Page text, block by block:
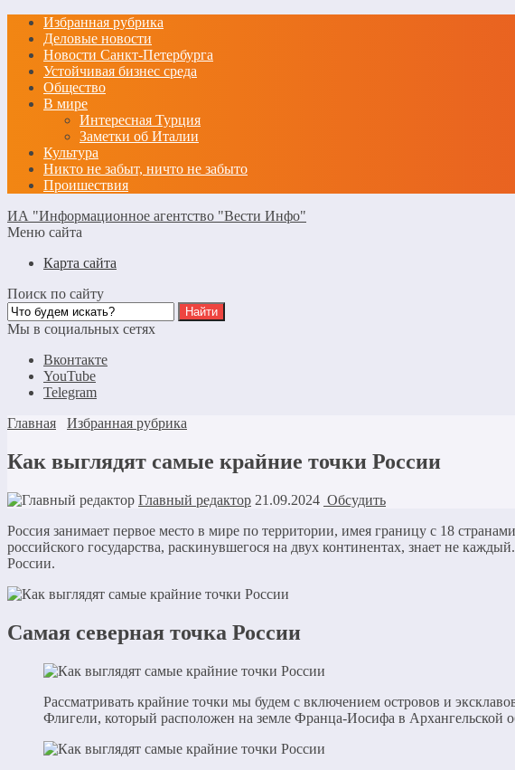
Избранная рубрика
Деловые новости
Новости Санкт-Петербурга
Устойчивая бизнес среда
Общество
В мире
Интересная Турция
Заметки об Италии
Культура
Никто не забыт, ничто не забыто
Проишествия
ИА "Информационное агентство "Вести Инфо"
Меню сайта
Карта сайта
Поиск по сайту
Мы в социальных сетях
Вконтакте
YouTube
Telegram
Главная
Избранная рубрика
Как выглядят самые крайние точки России
Главный редактор 21.09.2024 Обсудить
Россия занимает первое место в мире по территории, имея границу с 18
российского государства, раскинувшегося на двух континентах, знает не
России.
Самая северная точка России
Рассматривать крайние точки мы будем с включением островов и
Флигели, который расположен на земле Франца-Иосифа в Архангельской